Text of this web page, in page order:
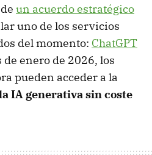
un acuerdo estratégico
uno de los servicios
del momento: ChatGPT
de enero de 2026, los
pueden acceder a la
IA generativa sin coste